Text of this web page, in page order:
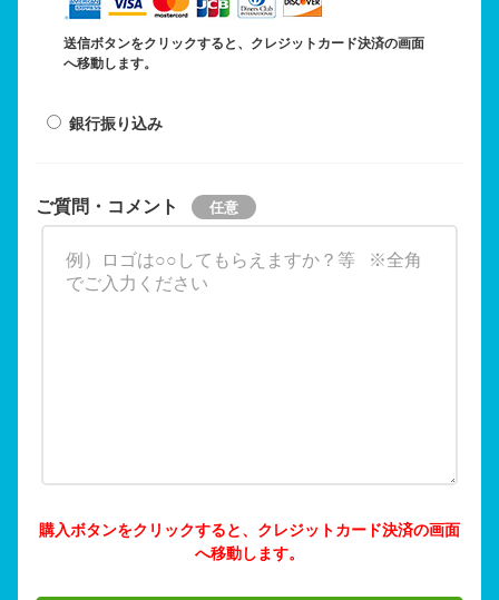
送信ボタンをクリックすると、クレジットカード決済の画面
へ移動します。
銀行振り込み
ご質問・コメント
購入ボタンをクリックすると、クレジットカード決済の画面
へ移動します。